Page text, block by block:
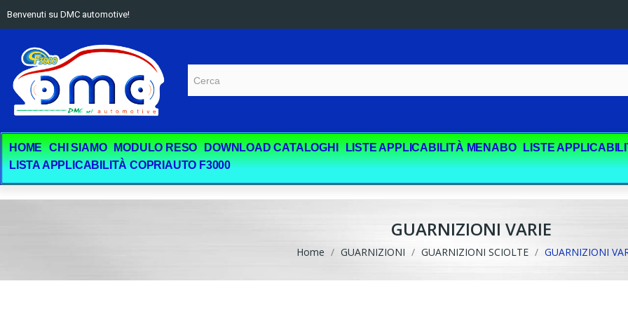
Benvenuti su DMC automotive!
HOME CHI SIAMO MODULO RESO DOWNLOAD CATALOGHI LISTE APPLICABILITÀ MENABO LISTE
LISTA APPLICABILITÀ COPRIAUTO F3000
GUARNIZIONI VARIE
Home GUARNIZIONI GUARNIZIONI SCIOLTE GUARNIZIONI